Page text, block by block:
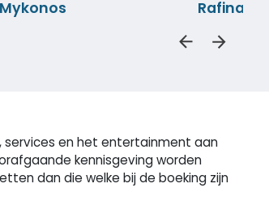
Rafina-
services en het entertainment aan
kennisgeving worden
dan die welke bij de boeking zijn